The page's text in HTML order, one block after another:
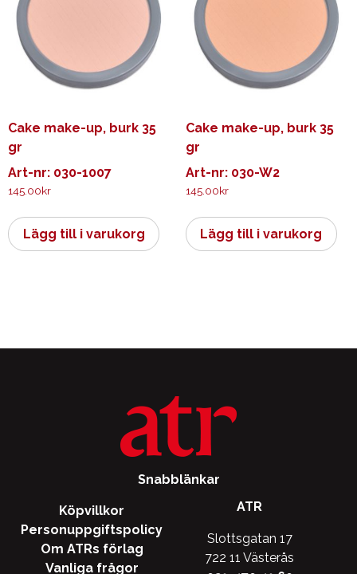
Cake make-up, burk 35
gr
Art-nr: 030-1007
145.00kr
Lägg till i varukorg
Cake make-up, burk 35
gr
Art-nr: 030-W2
145.00kr
Lägg till i varukorg
Snabblänkar
Köpvillkor
Personuppgiftspolicy
Om ATRs förlag
Vanliga frågor
ATR
Slottsgatan 17
722 11 Västerås